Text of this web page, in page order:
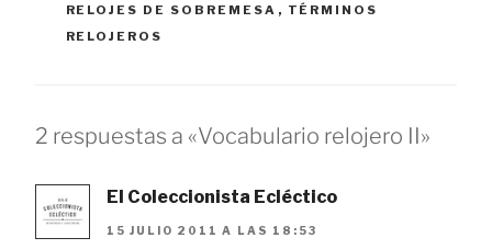
RELOJES DE SOBREMESA , TÉRMINOS
RELOJEROS
2 respuestas a «Vocabulario relojero II»
El Coleccionista Ecléctico
15 JULIO 2011 A LAS 18:53